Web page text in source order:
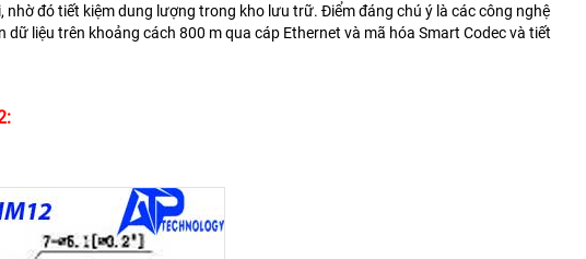
đó tiết kiệm dung lượng trong kho lưu trữ. Điểm đáng chú ý là các công nghệ
liệu trên khoảng cách 800 m qua cáp Ethernet và mã hóa Smart Codec và tiết